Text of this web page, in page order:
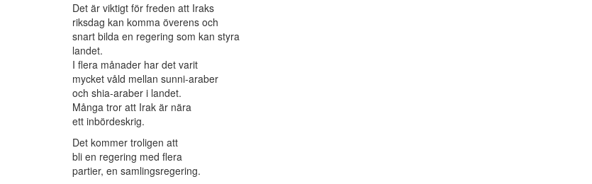
Det är viktigt för freden att Iraks
riksdag kan komma överens och
snart bilda en regering som kan styra
landet.
I flera månader har det varit
mycket våld mellan sunni-araber
och shia-araber i landet.
Många tror att Irak är nära
ett inbördeskrig.
Det kommer troligen att
bli en regering med flera
partier, en samlingsregering.